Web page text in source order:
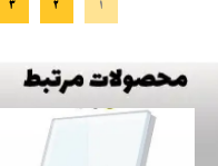
۱ ۲ ۳